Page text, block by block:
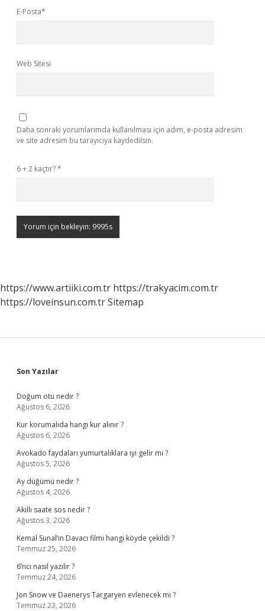
E-Posta*
Web Sitesi
Daha sonraki yorumlarımda kullanılması için adım, e-posta adresim
ve site adresim bu tarayıcıya kaydedilsin.
6 + 2 kaçtır?*
https://www.artiiki.com.tr https://trakyacim.com.tr
https://loveinsun.com.trSitemap
Sidebar
Son Yazılar
Doğum otu nedir ?
Ağustos 6, 2026
Kur korumalıda hangi kur alınır ?
Ağustos 6, 2026
Avokado faydaları yumurtalıklara iyi gelir mi ?
Ağustos 5, 2026
Ay düğümü nedir ?
Ağustos 4, 2026
Akıllı saate sos nedir ?
Ağustos 3, 2026
Kemal Sunal’ın Davacı filmi hangi köyde çekildi ?
Temmuz 25, 2026
6’ncı nasıl yazılır ?
Temmuz 24, 2026
Jon Snow ve Daenerys Targaryen evlenecek mi ?
Temmuz 23, 2026